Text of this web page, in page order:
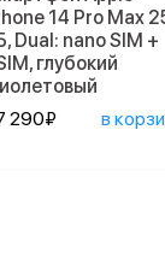
14 Pro Max
Dual: nano SIM +
глубокий
290₽
в